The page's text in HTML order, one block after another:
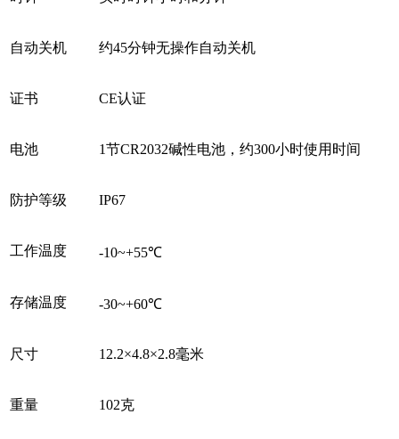
自动关机 约45分钟无操作自动关机
证书 CE认证
电池 1节CR2032碱性电池，约300小时使用时间
防护等级 IP67
工作温度 -10~+55℃
存储温度 -30~+60℃
尺寸 12.2×4.8×2.8毫米
重量 102克